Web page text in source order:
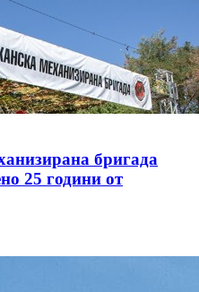
бригада
25 години от